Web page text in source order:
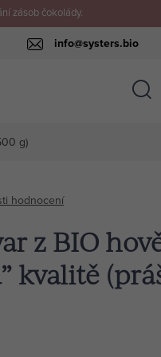
zásob čokolády.
info@systers.bio
g)
hodnocení
z BIO
kvalitě